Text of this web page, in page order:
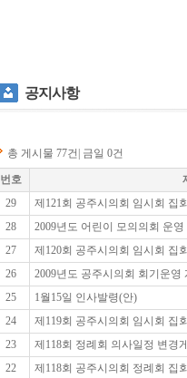
공지사항
총 게시물 77건| 금일 0건
번호
29
제121회 공주시의회 임시회 집
28
2009년도 어린이 모의의회 운영
27
제120회 공주시의회 임시회 집
26
2009년도 공주시의회 회기운영
25
1월15일 인사발령(안)
24
제119회 공주시의회 임시회 집
23
제118회 정례회 의사일정 변경
22
제118회 공주시의회 정례회 집